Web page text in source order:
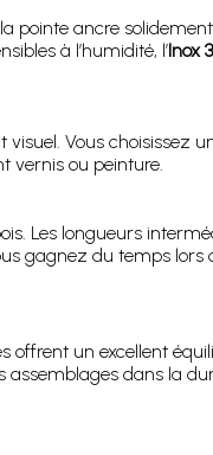
pointe ancre
à l’humidité, l’Inox
Vous choisissez
vernis ou peinture.
Les longueurs
gagnez du temps
offrent un excellent
dans la